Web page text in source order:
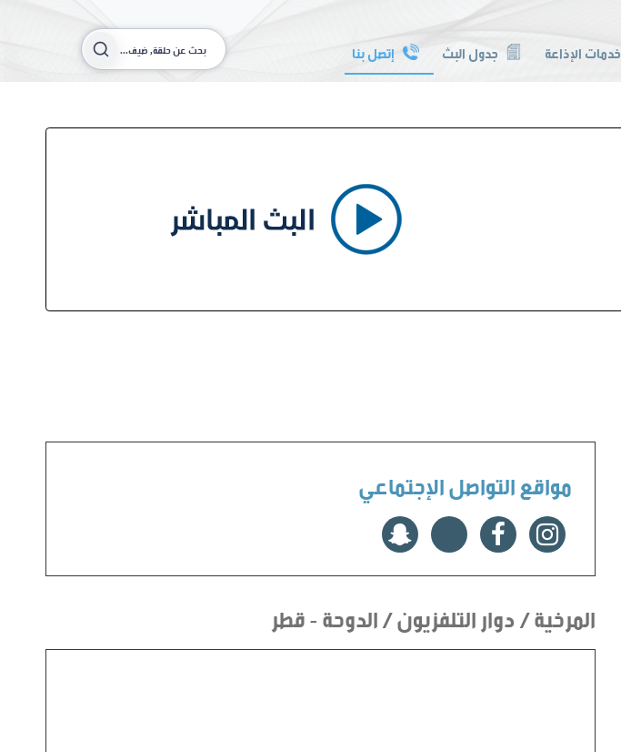
خدمات الإذاعة جدول البث إتصل بنا
مواقع التواصل الإجتماعي
المرخية / دوار التلفزيون / الدوحة - قطر